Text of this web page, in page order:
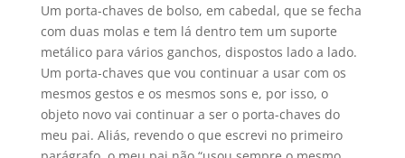
Um porta-chaves de bolso, em cabedal, que se fecha
com duas molas e tem lá dentro tem um suporte
metálico para vários ganchos, dispostos lado a lado.
Um porta-chaves que vou continuar a usar com os
mesmos gestos e os mesmos sons e, por isso, o
objeto novo vai continuar a ser o porta-chaves do
meu pai. Aliás, revendo o que escrevi no primeiro